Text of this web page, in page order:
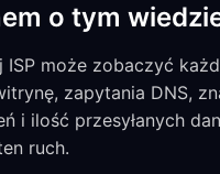
o tym
ISP może zobaczyć
zapytania DNS,
i ilość przesyłanych
ruch.